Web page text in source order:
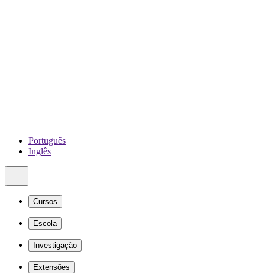
Português
Inglês
Cursos
Escola
Investigação
Extensões